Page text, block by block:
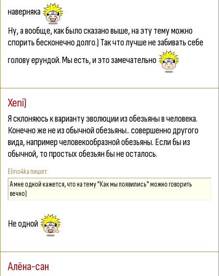
наверняка
Ну, а вообще, как было сказано выше, на эту тему можно
спорить бесконечно долго.) Так что лучше не забивать себе
голову ерундой. Мы есть, и это замечательно
Xeni)
Я склоняюсь к варианту эволюции из обезьяны в человека.
Конечно же не из обычной обезьяны.. совершенно другого
вида, например человекообразной обезьяны. Если бы из
обычной, то простых обезьян бы не осталось.
Elino4ka
А мне одной кажется, что на тему "Как мы появились" можно говорить
вечно)
Не одной
Алёна-сан